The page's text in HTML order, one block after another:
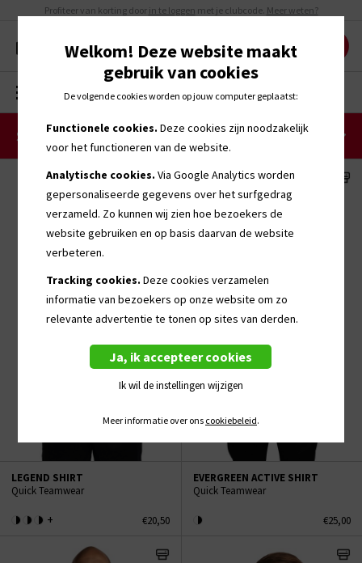
Profiteer van korting door in te loggen met je clubcode. Meer weten?
MENU 0
Sportkleding
LEGEND SHIRT
Quick Teamwear
+ €20,50
EVERGREEN ACTIVE SHIRT
Quick Teamwear
€25,00
Welkom! Deze website maakt
gebruik van cookies
De volgende cookies worden op jouw computer geplaatst:
Functionele cookies. Deze cookies zijn noodzakelijk
voor het functioneren van de website.
Analytische cookies. Via Google Analytics worden
gepersonaliseerde gegevens over het surfgedrag
verzameld. Zo kunnen wij zien hoe bezoekers de
website gebruiken en op basis daarvan de website
verbeteren.
Tracking cookies. Deze cookies verzamelen
informatie van bezoekers op onze website om zo
relevante advertentie te tonen op sites van derden.
Ja, ik accepteer cookies
Ik wil de instellingen wijzigen
Meer informatie over ons cookiebeleid.